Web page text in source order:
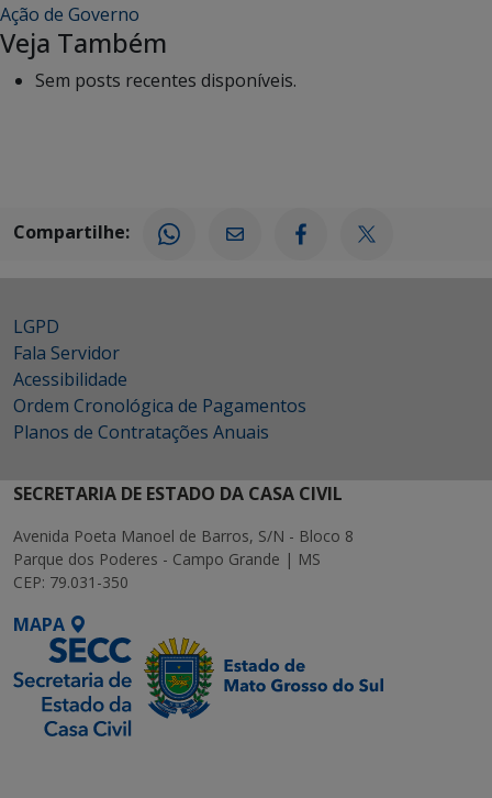
Ação de Governo
Veja Também
Sem posts recentes disponíveis.
Compartilhe:
LGPD
Fala Servidor
Acessibilidade
Ordem Cronológica de Pagamentos
Planos de Contratações Anuais
SECRETARIA DE ESTADO DA CASA CIVIL
Avenida Poeta Manoel de Barros, S/N - Bloco 8
Parque dos Poderes - Campo Grande | MS
CEP: 79.031-350
MAPA